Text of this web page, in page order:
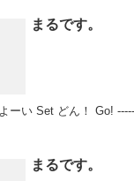
まるです。
いちについて Ready よーい
まるです。